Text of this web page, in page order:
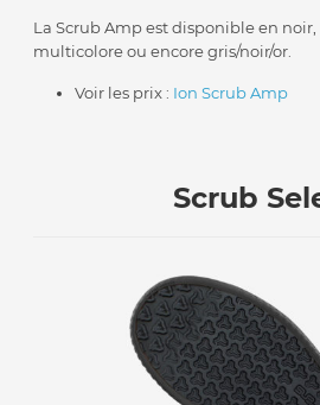
La Scrub Amp est disponible en
multicolore ou encore gris/noir/or.
Voir les prix : Ion Scrub Amp
Scrub